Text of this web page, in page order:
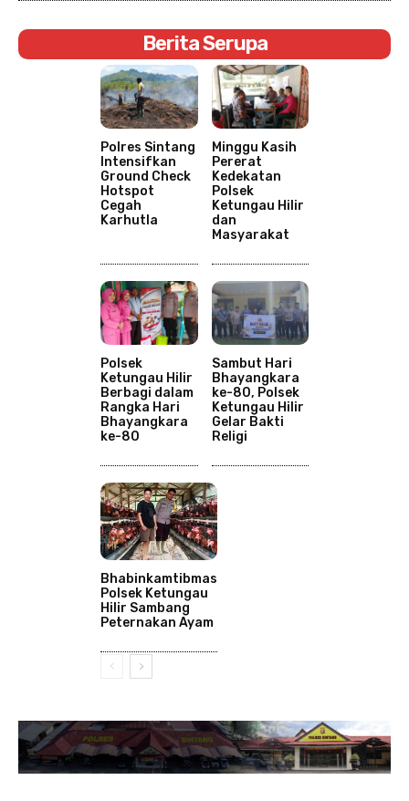
Berita Serupa
Polres Sintang
Intensifkan
Ground Check
Hotspot
Cegah
Karhutla
Minggu Kasih
Pererat
Kedekatan
Polsek
Ketungau Hilir
dan
Masyarakat
Polsek
Ketungau Hilir
Berbagi dalam
Rangka Hari
Bhayangkara
ke-80
Sambut Hari
Bhayangkara
ke-80, Polsek
Ketungau Hilir
Gelar Bakti
Religi
Bhabinkamtibmas
Polsek Ketungau
Hilir Sambang
Peternakan Ayam